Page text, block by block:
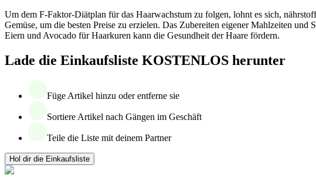
Um dem F-Faktor-Diätplan für das Haarwachstum zu folgen, lohnt es sich,
Gemüse, um die besten Preise zu erzielen. Das Zubereiten eigener Mahlzeiten
Eiern und Avocado für Haarkuren kann die Gesundheit der Haare fördern.
Lade die Einkaufsliste KOSTENLOS herunter
Füge Artikel hinzu oder entferne sie
Sortiere Artikel nach Gängen im Geschäft
Teile die Liste mit deinem Partner
Hol dir die Einkaufsliste